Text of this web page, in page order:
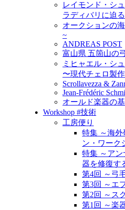
レイモンド・シ
ラディバリに迫
オークションの
~
ANDREAS POST
富山県 五箇山の
ミヒャエル・シ
〜現代チェロ製
Scrollavezza &
Jean-Frédéric
オールド楽器の
Workshop #技術
工房便り
特集 ～海外
ン・ワーク
特集 ～ア
器を修復す
第4回 ～弓
第3回 ～エ
第2回 ～ス
第1回 ～楽